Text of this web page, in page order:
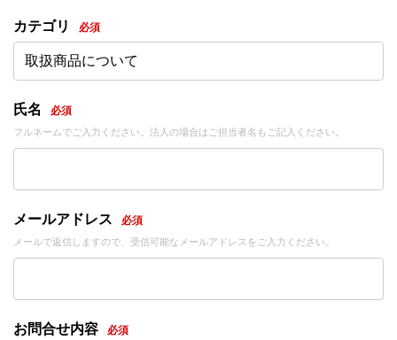
カテゴリ 必須
取扱商品について
氏名 必須
フルネームでご入力ください。法人の場合はご担当者名もご記入ください。
メールアドレス 必須
メールで返信しますので、受信可能なメールアドレスをご入力ください。
お問合せ内容 必須